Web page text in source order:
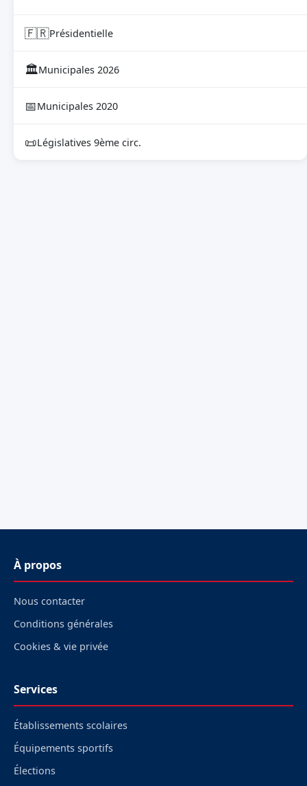
🇫🇷Présidentielle
🏛Municipales 2026
📅Municipales 2020
📜Législatives 9ème circ.
À propos
Nous contacter
Conditions générales
Cookies & vie privée
Services
Établissements scolaires
Équipements sportifs
Élections